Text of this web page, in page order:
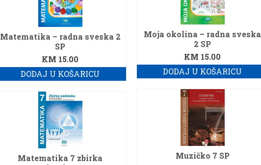
Moja okolina – radna sveska
2 SP
KM 15.00
DODAJ U KOŠARICU
Matematika – radna sveska 2
SP
KM 15.00
DODAJ U KOŠARICU
Muzičko 7 SP
Matematika 7 zbirka